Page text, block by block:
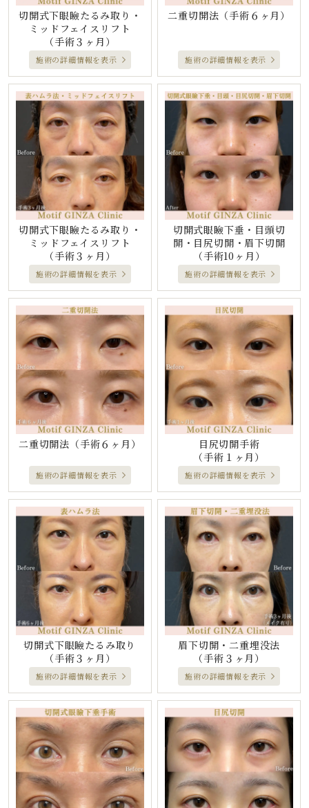
切開式下眼瞼たるみ取り・
ミッドフェイスリフト
（手術３ヶ月）
施術の詳細情報を表示
二重切開法 （手術６ヶ月）
施術の詳細情報を表示
切開式下眼瞼たるみ取り・
ミッドフェイスリフト
（手術３ヶ月）
施術の詳細情報を表示
切開式眼瞼下垂・目頭切
開・目尻切開・眉下切開
（手術10ヶ月）
施術の詳細情報を表示
二重切開法 （手術６ヶ月）
施術の詳細情報を表示
目尻切開手術
（手術１ヶ月）
施術の詳細情報を表示
切開式下眼瞼たるみ取り
（手術３ヶ月）
施術の詳細情報を表示
眉下切開・二重埋没法
（手術３ヶ月）
施術の詳細情報を表示